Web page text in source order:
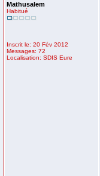
Mathusalem
Habitué
Inscrit le: 20 Fév 2012
Messages: 72
Localisation: SDIS Eure